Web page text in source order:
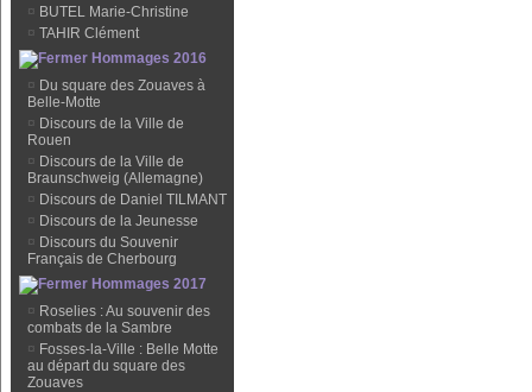
¤ BUTEL Marie-Christine
¤ TAHIR Clément
Hommages 2016
¤ Du square des Zouaves à
Belle-Motte
¤ Discours de la Ville de
Rouen
¤ Discours de la Ville de
Braunschweig (Allemagne)
¤ Discours de Daniel TILMANT
¤ Discours de la Jeunesse
¤ Discours du Souvenir
Français de Cherbourg
Hommages 2017
¤ Roselies : Au souvenir des
combats de la Sambre
¤ Fosses-la-Ville : Belle Motte
au départ du square des
Zouaves